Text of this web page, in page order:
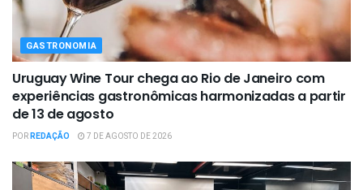
GASTRONOMIA
Uruguay Wine Tour chega ao Rio de Janeiro com
experiências gastronômicas harmonizadas a partir
de 13 de agosto
PORREDAÇÃO 7 DE AGOSTO DE 2026